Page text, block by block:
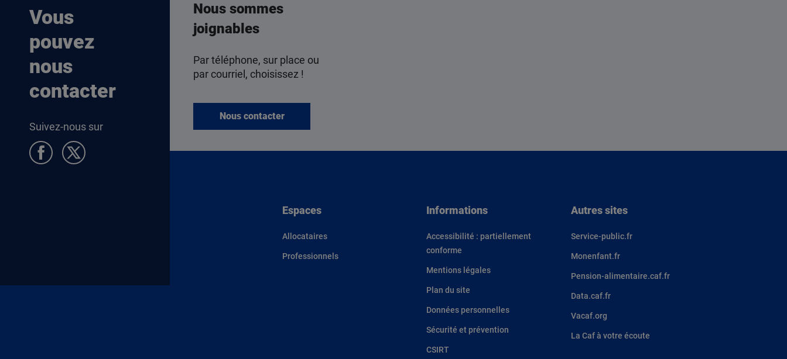
Vous
pouvez
nous
contacter
Suivez-nous sur
Nous sommes
joignables
Par téléphone, sur place ou
par courriel, choisissez !
Nous contacter
Espaces
Allocataires
Professionnels
Informations
Accessibilité : partiellement
conforme
Mentions légales
Plan du site
Données personnelles
Sécurité et prévention
CSIRT
Autres sites
Service-public.fr
Monenfant.fr
Pension-alimentaire.caf.fr
Data.caf.fr
Vacaf.org
La Caf à votre écoute